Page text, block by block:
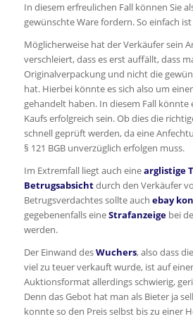
In diesem erfreulichen Fall können Sie
gewünschte Ware fordern. So einfach
Möglicherweise hat der Verkäufer sein
verschleiert, dass es erst auffällt, dass
Originalverpackung und nicht die
hat. Hierbei könnte es sich also um
gehandelt haben. In diesem Fall könnte
Kaufs erfolgreich sein. Ob dies die
schnell geprüft werden, da eine
§ 121 BGB unverzüglich erfolgen muss.
Im Extremfall liegt auch einearglistige
Betrugsabsichtdurch den Verkäufer
Betrugsverdachtes sollte auch ebay
gegebenenfalls eineStrafanzeige bei
werden.
Der Einwand desWuchers, also dass
viel zu teuer verkauft wurde, ist auf
Auktionsformat allerdings schwierig,
Denn das Gebot hat man als Bieter ja
konnte so den Preis selbst bis zu einer